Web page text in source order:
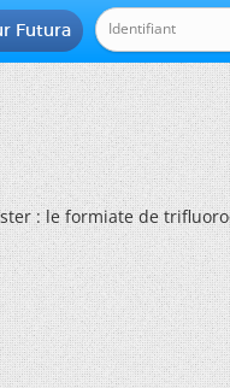
Futura
: le formiate de